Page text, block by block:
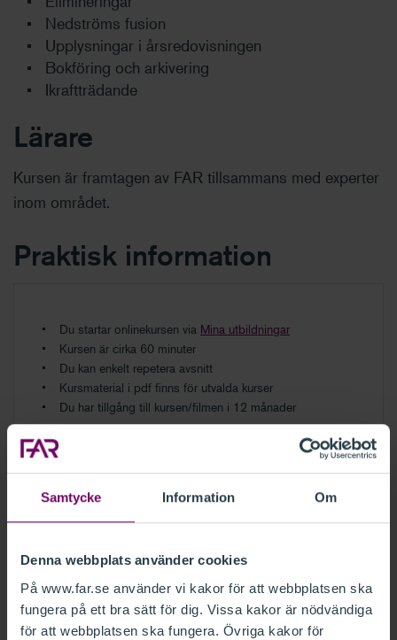
Samtycke Information Om
Denna webbplats använder cookies
På www.far.se använder vi kakor för att webbplatsen ska
fungera på ett bra sätt för dig. Vissa kakor är nödvändiga
för att webbplatsen ska fungera. Övriga kakor för
Nedströms fusion
Upplysningar i årsredovisningen
Bokföring och arkivering
Ikraftträdande
Lärare
Kursen är framtagen av FAR tillsammans med experter
inom området.
Praktisk information
Du startar onlinekursen via Mina utbildningar
Kursen är cirka 60 minuter
Du kan enkelt repetera avsnitt
Kursmaterial i pdf finns för utvalda kurser
Du har tillgång till kursen/filmen i 12 månader
Kursen ingår i alla våra onlinekurs-
paket
Prenumerera på ett av våra onlinekurs-
paket och få:
onlinekurser
Relevanta nyhetswebbinarier